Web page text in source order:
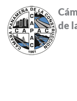
contenido
de